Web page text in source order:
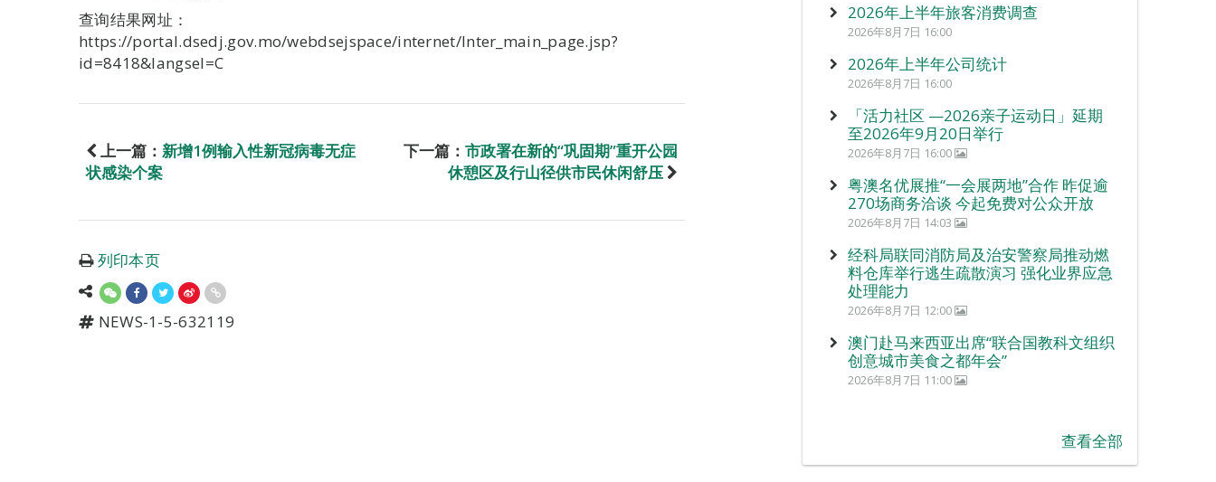
查询结果网址：
https://portal.dsedj.gov.mo/webdsejspace/internet/Inter_main_page.jsp?
id=8418&langsel=C
上一篇： 新增1例输入性新冠病毒无症
状感染个案
下一篇： 市政署在新的“巩固期”重开公园
休憩区及行山径供市民休闲舒压
列印本页
NEWS-1-5-632119
2026年上半年旅客消费调查
2026年8月7日 16:00
2026年上半年公司统计
2026年8月7日 16:00
「活力社区 —2026亲子运动日」延期
至2026年9月20日举行
2026年8月7日 16:00
粤澳名优展推“一会展两地”合作 昨促逾
270场商务洽谈 今起免费对公众开放
2026年8月7日 14:03
经科局联同消防局及治安警察局推动燃
料仓库举行逃生疏散演习 强化业界应急
处理能力
2026年8月7日 12:00
澳门赴马来西亚出席“联合国教科文组织
创意城市美食之都年会”
2026年8月7日 11:00
查看全部